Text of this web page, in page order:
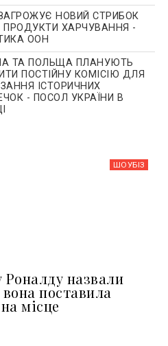
НОВИЙ СТРИБОК
ПРОДУКТИ ХАРЧУВАННЯ -
ООН
ТА ПОЛЬЩА ПЛАНУЮТЬ
ПОСТІЙНУ КОМІСІЮ ДЛЯ
ІСТОРИЧНИХ
- ПОСОЛ УКРАЇНИ В
ШОУБIЗ
Роналду назвали
поставила
місце